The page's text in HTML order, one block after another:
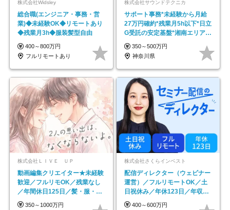
株式会社Widsley
総合職(エンジニア・事務・営
業)◆未経験OK◆リモートあり
◆残業月3h◆服装髪型自由
400～800万円
フルリモートあり
株式会社サウンドテクニカ
サポート事務*未経験から月給
27万円確約*残業月5h以下*日立
G受託の安定基盤*湘南エリア勤
務
350～500万円
神奈川県
株式会社ＬＩＶＥ ＵＰ
動画編集クリエイター★未経験
歓迎／フルリモOK／残業なし
／年間休日125日／髪・服・ネ
イル自由／研修充実で安心
350～1000万円
株式会社さくらインベスト
配信ディレクター（ウェビナー
運営）／フルリモートOK／土
日祝休み／年休123日／年収
600万円可
400～600万円